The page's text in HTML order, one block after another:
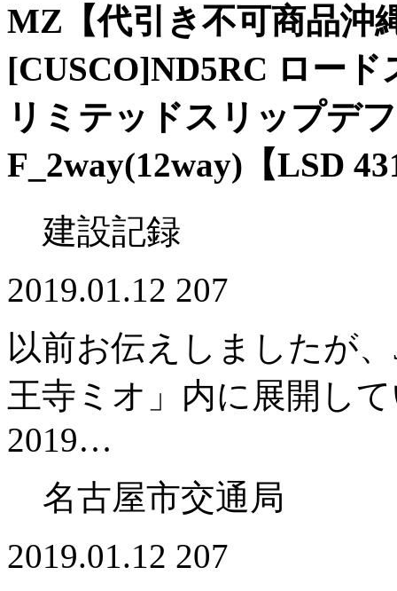
MZ【代引き不可商品沖
[CUSCO]ND5RC ロー
リミテッドスリップデ
F_2way(12way)【LSD
建設記録
2019.01.12 207
以前お伝えしましたが
王寺ミオ」内に展開し
2019…
名古屋市交通局
2019.01.12 207